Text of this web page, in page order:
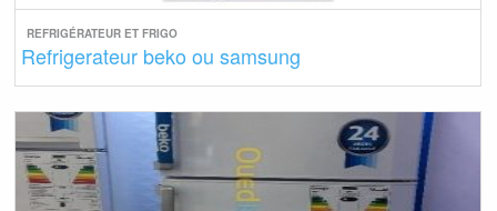
REFRIGÉRATEUR ET FRIGO
Refrigerateur beko ou samsung